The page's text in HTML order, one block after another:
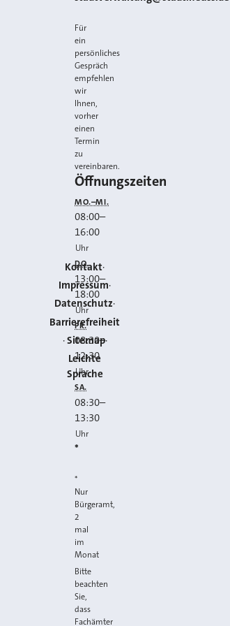
Kontakt
Impressum
Datenschutz
Barrierefreiheit
Sitemap
Leichte
Sprache
Für
ein
persönliches
Gespräch
empfehlen
wir
Ihnen,
vorher
einen
Termin
zu
vereinbaren.
Öffnungszeiten
MO.–MI.
08:00–
16:00
Uhr
DO.
13:00–
18:00
Uhr
FR.
08:30–
12:30
Uhr
SA.
08:30–
13:30
Uhr
*
*
Nur
Bürgeramt,
2
mal
im
Monat
Bitte
beachten
Sie,
dass
Fachämter